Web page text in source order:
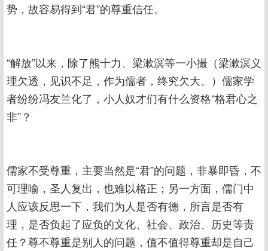
势，故容易得到“君”的尊重信任。
“解放”以来，除了熊十力、梁漱溟等一小撮（梁漱溟义
理欠透，见识不足，作为儒者，终究欠大。）儒家学
者纷纷冯友兰化了，小人奴才们有什么资格“格君心之
非”？
儒家不受尊重，主要当然是“君”的问题，非暴即昏，不
可理喻，圣人复出，也难以格正；另一方面，儒门中
人应该反思一下，我们为人是否有德，所言是否有
理，是否负起了应负的文化、社会、政治、历史等责
任？尊不尊重是别人的问题，值不值得尊重却是自己